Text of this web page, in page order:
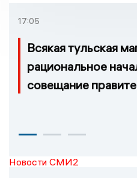
17:05
Всякая тульская
рациональное
совещание
Новости СМИ2